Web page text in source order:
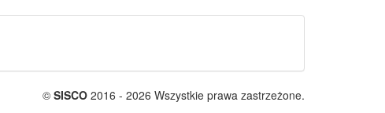
© SISCO 2016 - 2026 Wszystkie prawa zastrzeżone.